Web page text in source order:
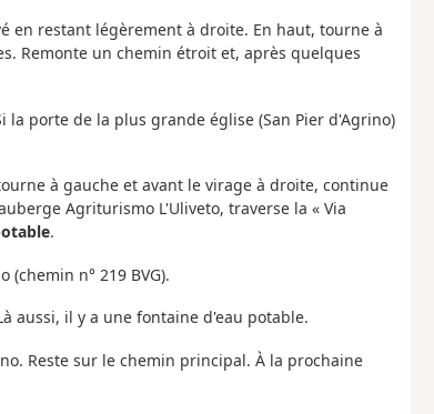
en restant légèrement à droite. En haut, tourne à
Remonte un chemin étroit et, après quelques
la porte de la plus grande église (San Pier d'Agrino)
à gauche et avant le virage à droite, continue
Agriturismo L'Uliveto, traverse la « Via
.
n° 219 BVG).
aussi, il y a une fontaine d'eau potable.
Reste sur le chemin principal. À la prochaine